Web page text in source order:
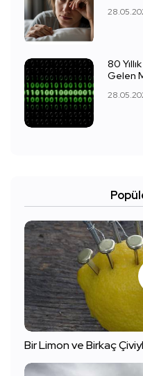
80
Gelen
Bir Limon ve Birkaç